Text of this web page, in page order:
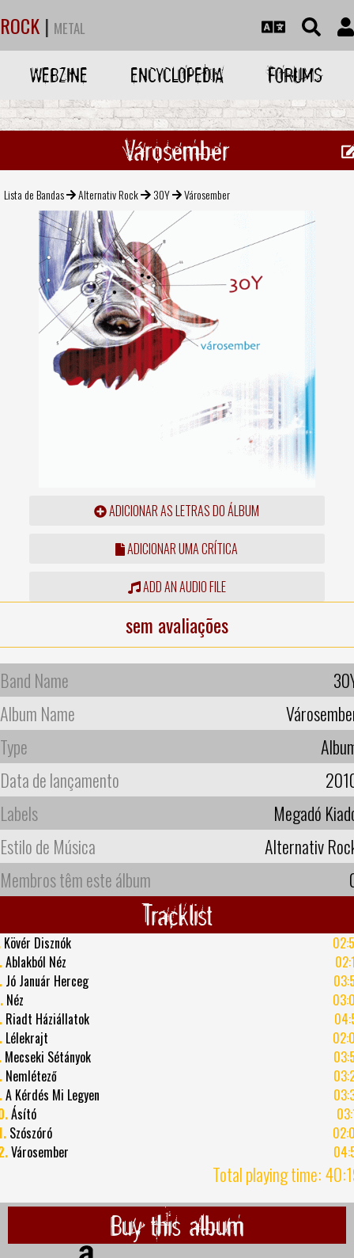
ROCK | METAL
WEBZINE ENCYCLOPEDIA FORUMS
Városember
Lista de Bandas Alternativ Rock 30Y Városember
ADICIONAR AS LETRAS DO ÁLBUM
ADICIONAR UMA CRÍTICA
ADD AN AUDIO FILE
sem avaliações
Band Name
Album Name
Type
Data de lançamento
Labels
Megadó
Estilo de Música
Alternativ
Membros têm este álbum
Tracklist
Kövér Disznók
Ablakból Néz
Jó Január Herceg
Néz
Riadt Háziállatok
Lélekrajt
Mecseki Sétányok
Nemlétező
A Kérdés Mi Legyen
Ásító
Szószóró
Városember
Total playing time:
Buy this album